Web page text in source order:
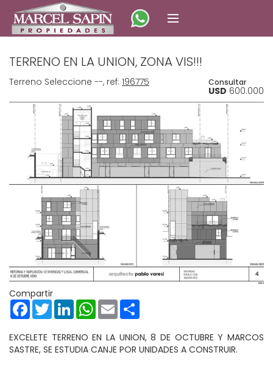
TERRENO EN LA UNION, ZONA VIS!!!
Terreno Seleccione --, ref: 196775 Consultar
USD 600.000
Compartir
Facebook
TwitterLinkedInWhatsApp
Email
EXCELETE TERRENO EN LA UNION, 8 DE OCTUBRE Y MARCOS
SASTRE, SE ESTUDIA CANJE POR UNIDADES A CONSTRUIR.